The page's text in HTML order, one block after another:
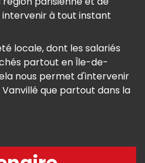
intervenir à tout instant
locale, dont les salariés
partout en Île-de-
nous permet d'intervenir
que partout dans la